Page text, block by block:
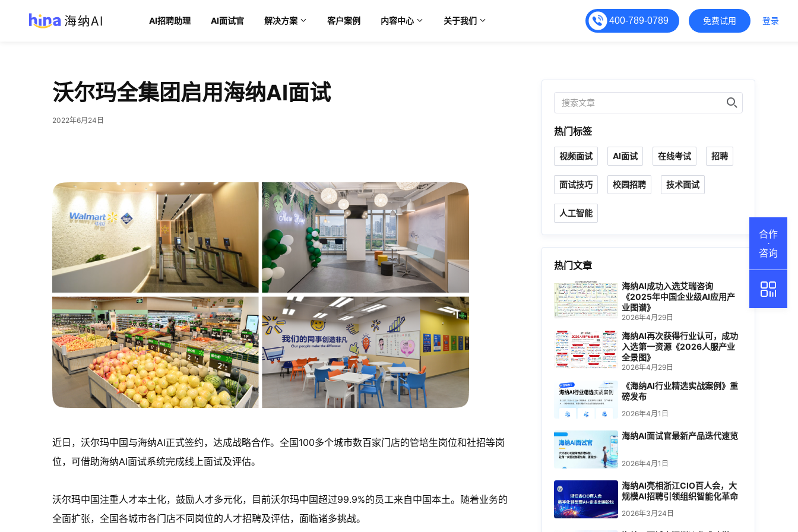
AI招聘助理 AI面试官 解决方案 客户案例 内容中心 关于我们 400-789-0789 免费试用 登录
沃尔玛全集团启用海纳AI面试
2022年6月24日
近日，沃尔玛中国与海纳AI正式签约，达成战略合作。全国100多个城市数百家门店的管培生岗位和社招等岗
位，可借助海纳AI面试系统完成线上面试及评估。
沃尔玛中国注重人才本土化，鼓励人才多元化，目前沃尔玛中国超过99.9%的员工来自中国本土。随着业务的
全面扩张，全国各城市各门店不同岗位的人才招聘及评估，面临诸多挑战。
热门标签
视频面试 AI面试 在线考试 招聘
面试技巧 校园招聘 技术面试
人工智能
热门文章
海纳AI成功入选艾瑞咨询
《2025年中国企业级AI应用产
业图谱》
2026年4月29日
海纳AI再次获得行业认可，成功
入选第一资源《2026人服产业
全景图》
2026年4月29日
《海纳AI行业精选实战案例》重
磅发布
2026年4月1日
海纳AI面试官最新产品迭代速览
2026年4月1日
海纳AI亮相浙江CIO百人会，大
规模AI招聘引领组织智能化革命
2026年3月24日
合作
·
咨询